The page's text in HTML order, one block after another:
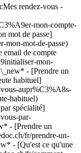
rendez-vous -
mon-compte-
mot de passe]
mon-mot-de-passe)
email de compte
mon-
- [Prendre un
habituel]
aupr%C3%A8s-
habituel)
spécialité]
par-
- [Prendre un
fr/prendre-un-
- [Qu'est ce qu'une